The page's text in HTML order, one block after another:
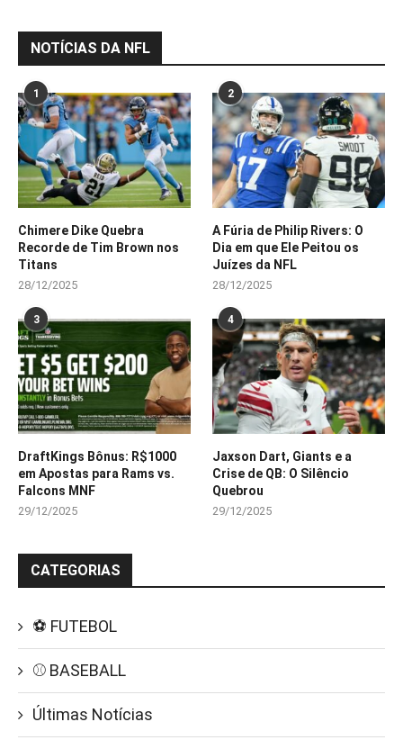
NOTÍCIAS DA NFL
1
Chimere Dike Quebra
Recorde de Tim Brown nos
Titans
28/12/2025
2
A Fúria de Philip Rivers: O
Dia em que Ele Peitou os
Juízes da NFL
28/12/2025
3
DraftKings Bônus: R$1000
em Apostas para Rams vs.
Falcons MNF
29/12/2025
4
Jaxson Dart, Giants e a
Crise de QB: O Silêncio
Quebrou
29/12/2025
CATEGORIAS
⚽ FUTEBOL
⚾ BASEBALL
Últimas Notícias